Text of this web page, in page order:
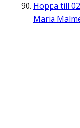
Hoppa till
Maria